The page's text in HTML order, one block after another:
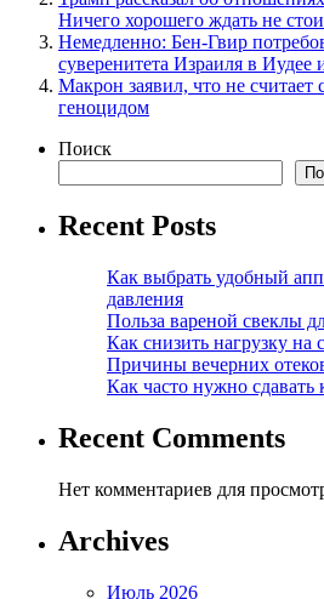
Ничего хорошего ждать не
Немедленно: Бен-Гвир
суверенитета Израиля в Иудее
Макрон заявил, что не считает
геноцидом
Поиск
Recent Posts
Как выбрать удобный
давления
Польза вареной свеклы
Как снизить нагрузку на
Причины вечерних
Как часто нужно сдавать
Recent Comments
Нет комментариев для
Archives
Июль 2026